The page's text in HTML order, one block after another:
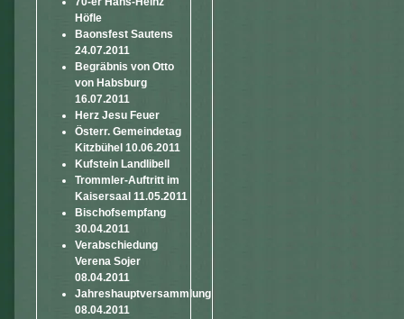
Höfle
Baonsfest Sautens
24.07.2011
Begräbnis von Otto
von Habsburg
16.07.2011
Herz Jesu Feuer
Österr. Gemeindetag
Kitzbühel 10.06.2011
Kufstein Landlibell
Trommler-Auftritt im
Kaisersaal 11.05.2011
Bischofsempfang
30.04.2011
Verabschiedung
Verena Sojer
08.04.2011
Jahreshauptversammlung
08.04.2011